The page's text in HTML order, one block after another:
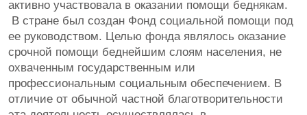
активно участвовала в оказании помощи беднякам.
В стране был создан Фонд социальной помощи под
ее руководством. Целью фонда являлось оказание
срочной помощи беднейшим слоям населения, не
охваченным государственным или
профессиональным социальным обеспечением. В
отличие от обычной частной благотворительности